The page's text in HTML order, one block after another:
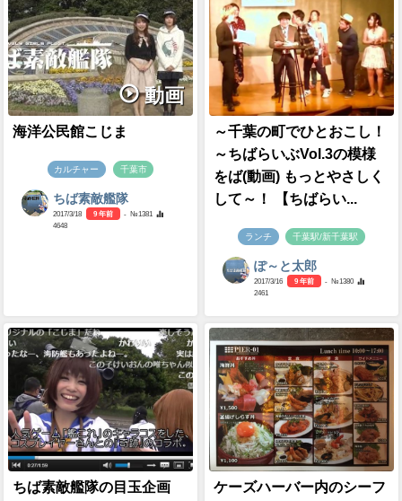
動画
海洋公民館こじま
カルチャー 千葉市
ちば素敵艦隊
2017/3/18 9 年前
- №1381
4648
～千葉の町でひとおこし！
～ちばらいぶVol.3の模様
をば(動画) もっとやさしく
して～！ 【ちばらい...
ランチ 千葉駅/新千葉駅
ぽ～と太郎
2017/3/16 9 年前
- №1380
2461
ちば素敵艦隊の目玉企画
ケーズハーバー内のシーフ